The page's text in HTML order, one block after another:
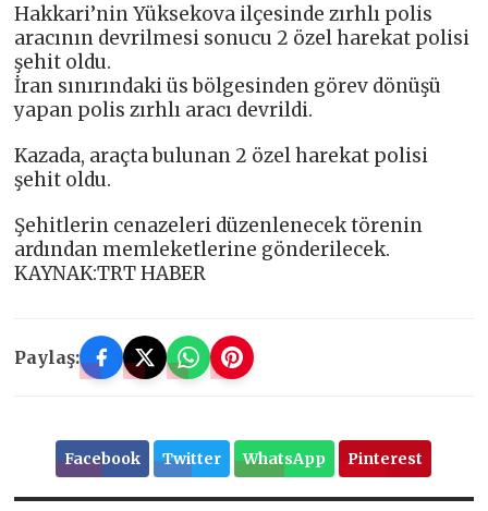
Hakkari’nin Yüksekova ilçesinde zırhlı polis
aracının devrilmesi sonucu 2 özel harekat polisi
şehit oldu.
İran sınırındaki üs bölgesinden görev dönüşü
yapan polis zırhlı aracı devrildi.
Kazada, araçta bulunan 2 özel harekat polisi
şehit oldu.
Şehitlerin cenazeleri düzenlenecek törenin
ardından memleketlerine gönderilecek.
KAYNAK:TRT HABER
Paylaş:
Facebook Twitter WhatsApp Pinterest